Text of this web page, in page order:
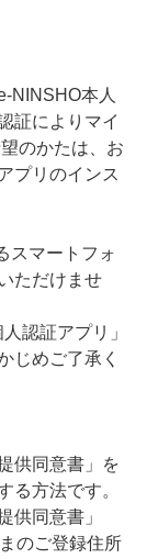
NINSHO本人
証によりマイ
のかたは、お
プリのインス
スマートフォ
ただけませ
認証アプリ」
じめご了承く
供同意書」を
る方法です。
供同意書」
のご登録住所